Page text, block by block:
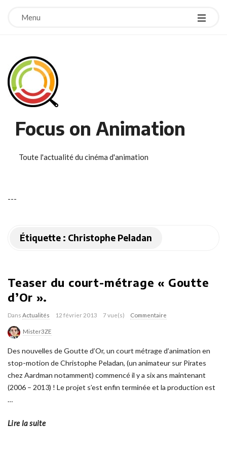
Menu
Focus on Animation
Toute l'actualité du cinéma d'animation
---
Étiquette : Christophe Peladan
Teaser du court-métrage « Goutte
d’Or ».
Dans Actualités 12 février 2013 7 vue(s) Commentaire
Mister3ZE
Des nouvelles de Goutte d’Or, un court métrage d’animation en
stop-motion de Christophe Peladan, (un animateur sur Pirates
chez Aardman notamment) commencé il y a six ans maintenant
(2006 – 2013) ! Le projet s’est enfin terminée et la production est
…
Lire la suite